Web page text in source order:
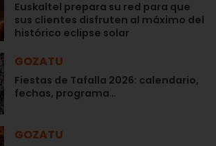
Euskaltel prepara su red para que
sus clientes disfruten al máximo del
histórico eclipse solar
GOZATU
Fiestas de Tafalla 2026: calendario,
fechas, programa…
GOZATU